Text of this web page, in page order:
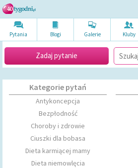
Pytania Blogi Galerie Kluby
Zadaj pytanie
Kategorie pytań
Antykoncepcja
Bezpłodność
Choroby i zdrowie
Ciuszki dla bobasa
Dieta karmiącej mamy
Dieta niemowlęcia